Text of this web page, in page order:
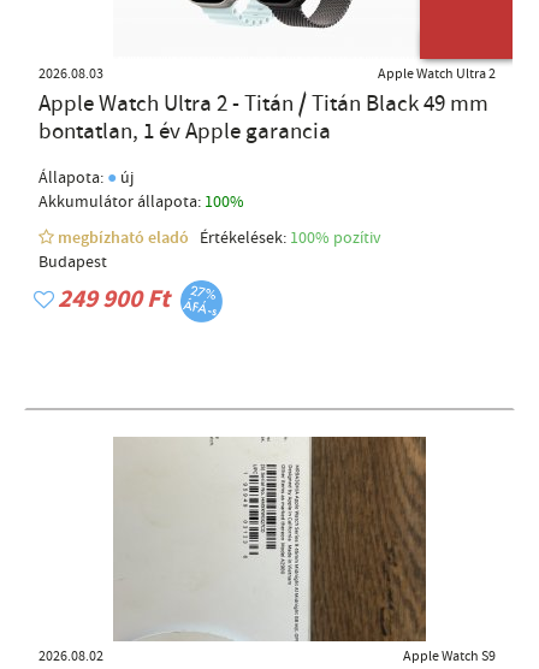
2026.08.03 Apple Watch Ultra 2
Apple Watch Ultra 2 - Titán / Titán Black 49 mm
bontatlan, 1 év Apple garancia
Állapota: ● új
Akkumulátor állapota: 100%
megbízható eladó
Értékelések: 100% pozítiv
Budapest
249 900 Ft
2026.08.02 Apple Watch S9